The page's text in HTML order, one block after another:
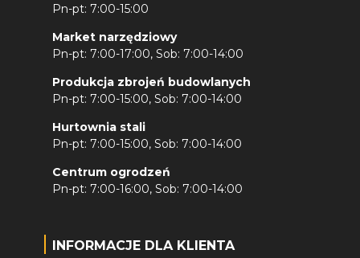
Pn-pt: 7:00-15:00
Market narzędziowy
Pn-pt: 7:00-17:00, Sob: 7:00-14:00
Produkcja zbrojeń budowlanych
Pn-pt: 7:00-15:00, Sob: 7:00-14:00
Hurtownia stali
Pn-pt: 7:00-15:00, Sob: 7:00-14:00
Centrum ogrodzeń
Pn-pt: 7:00-16:00, Sob: 7:00-14:00
INFORMACJE DLA KLIENTA